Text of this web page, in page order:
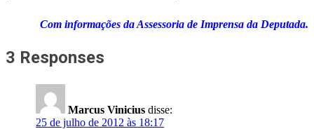
Com informações da Assessoria de Imprensa da Deputada.
3 Responses
Marcus Vinicius disse:
25 de julho de 2012 às 18:17